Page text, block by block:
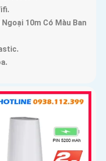
Ngoại 10m Có Màu Ban